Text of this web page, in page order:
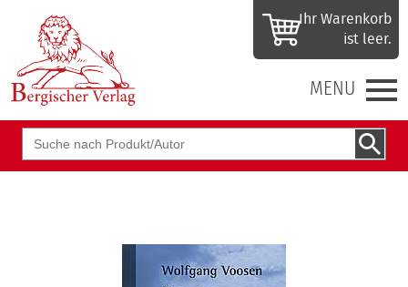
MENU
Ihr Waren­korb
ist leer.
Suchbegriff